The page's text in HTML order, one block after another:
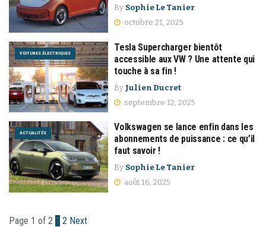
By Sophie Le Tanier
octobre 21, 2025
VOITURES ÉLECTRIQUES
Tesla Supercharger bientôt
accessible aux VW ? Une attente qui
touche à sa fin !
By Julien Ducret
septembre 12, 2025
ACTUALITÉS
Volkswagen se lance enfin dans les
abonnements de puissance : ce qu’il
faut savoir !
By Sophie Le Tanier
août 16, 2025
Page 1 of 2 1 2 Next